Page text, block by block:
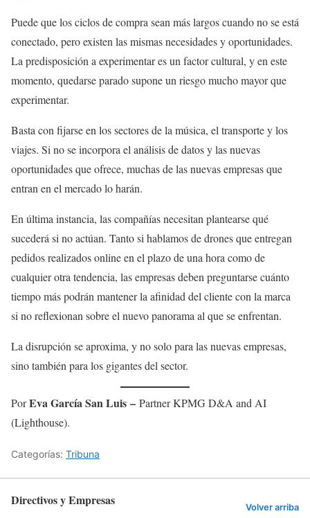
Puede que los ciclos de compra sean más largos cuando no se está
conectado, pero existen las mismas necesidades y oportunidades.
La predisposición a experimentar es un factor cultural, y en este
momento, quedarse parado supone un riesgo mucho mayor que
experimentar.
Basta con fijarse en los sectores de la música, el transporte y los
viajes. Si no se incorpora el análisis de datos y las nuevas
oportunidades que ofrece, muchas de las nuevas empresas que
entran en el mercado lo harán.
En última instancia, las compañías necesitan plantearse qué
sucederá si no actúan. Tanto si hablamos de drones que entregan
pedidos realizados online en el plazo de una hora como de
cualquier otra tendencia, las empresas deben preguntarse cuánto
tiempo más podrán mantener la afinidad del cliente con la marca
si no reflexionan sobre el nuevo panorama al que se enfrentan.
La disrupción se aproxima, y no solo para las nuevas empresas,
sino también para los gigantes del sector.
PorEva García San Luis – Partner KPMG D&A and AI
(Lighthouse).
Categorías: Tribuna
Directivos y Empresas Volver arriba